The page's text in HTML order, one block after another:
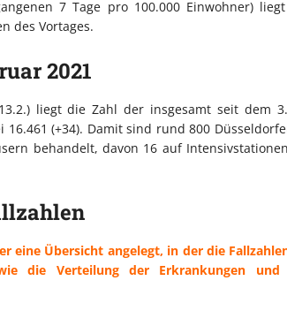
7 Tage pro 100.000 Einwohner)
des Vortages.
2021
liegt die Zahl der insgesamt seit dem
16.461 (+34). Damit sind rund 800
behandelt, davon 16 auf
eine Übersicht angelegt, in der die
die Verteilung der Erkrankungen und